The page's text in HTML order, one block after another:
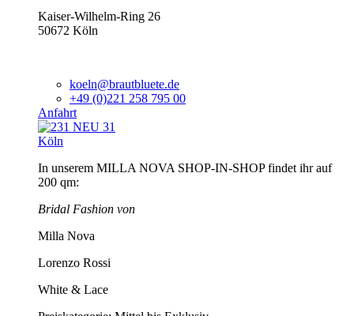
Kaiser-Wilhelm-Ring 26
50672 Köln
koeln@brautbluete.de
+49 (0)221 258 795 00
Anfahrt
Köln
In unserem MILLA NOVA SHOP-IN-SHOP findet ihr auf
200 qm:
Bridal Fashion von
Milla Nova
Lorenzo Rossi
White & Lace